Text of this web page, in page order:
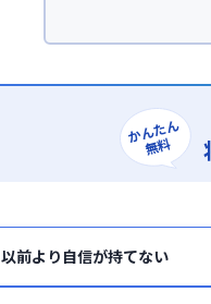
かんたん
無料
以前より自信が持てない